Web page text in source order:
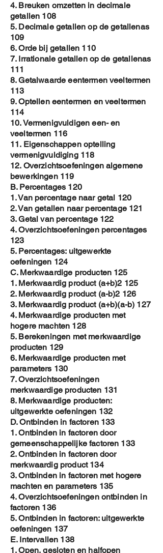
4. Breuken omzetten in decimale
getallen 108
5. Decimale getallen op de getallenas
109
6. Orde bij getallen 110
7. Irrationale getallen op de getallenas
111
8. Getalwaarde eentermen veeltermen
113
9. Optellen eentermen en veeltermen
114
10. Vermenigvuldigen een- en
veeltermen 116
11. Eigenschappen optelling
vermenigvuldiging 118
12. Overzichtsoefeningen algemene
bewerkingen 119
B. Percentages 120
1. Van percentage naar getal 120
2. Van getallen naar percentage 121
3. Getal van percentage 122
4. Overzichtsoefeningen percentages
123
5. Percentages: uitgewerkte
oefeningen 124
C. Merkwaardige producten 125
1. Merkwaardig product (a+b)2 125
2. Merkwaardig product (a-b)2 126
3. Merkwaardig product (a+b)(a-b) 127
4. Merkwaardige producten met
hogere machten 128
5. Berekeningen met merkwaardige
producten 129
6. Merkwaardige producten met
parameters 130
7. Overzichtsoefeningen
merkwaardige producten 131
8. Merkwaardige producten:
uitgewerkte oefeningen 132
D. Ontbinden in factoren 133
1. Ontbinden in factoren door
gemeenschappelijke factoren 133
2. Ontbinden in factoren door
merkwaardig product 134
3. Ontbinden in factoren met hogere
machten en parameters 135
4. Overzichtsoefeningen ontbinden in
factoren 136
5. Ontbinden in factoren: uitgewerkte
oefeningen 137
E. Intervallen 138
1. Open, gesloten en halfopen